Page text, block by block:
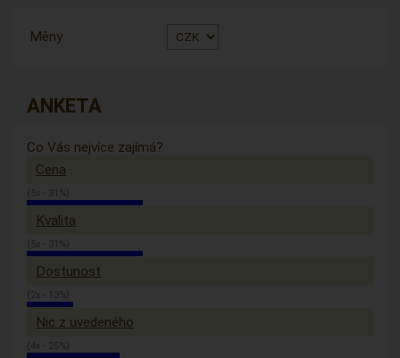
Měny
ANKETA
Co Vás nejvíce zajímá?
Cena
(5x - 31%)
Kvalita
(5x - 31%)
Dostunost
(2x - 13%)
Nic z uvedeného
(4x - 25%)